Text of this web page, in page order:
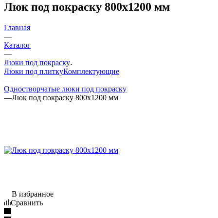
Люк под покраску 800x1200 мм
Главная
—
Каталог
—
Люки под покраску
Люки под плиткуКомплектующие
—
Одностворчатые люки под покраску
—Люк под покраску 800x1200 мм
В избранное
Сравнить